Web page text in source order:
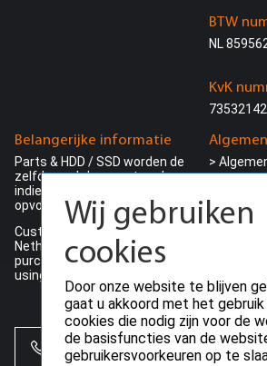
Belangerijke informatie
Parts & HDD / SSD worden de
zelfde werkdag verstuurd
indien besteld voor 15:00 en
opvoorraad
Customers outside the
Netherlands can make their
purchase ding VAT (0%) by
using a valid EU-VAT number
>
> Retour
>
>
BTW
NL
KvK
73532142
+31 (0)85 864 0777
Wij gebruiken
cookies
Door onze website te blijven
gaat u akkoord met het gebruik
cookies die nodig zijn voor de
de basisfuncties van de
gebruikersvoorkeuren op te